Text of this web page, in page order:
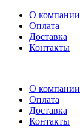
О компании
Оплата
Доставка
Контакты
О компании
Оплата
Доставка
Контакты